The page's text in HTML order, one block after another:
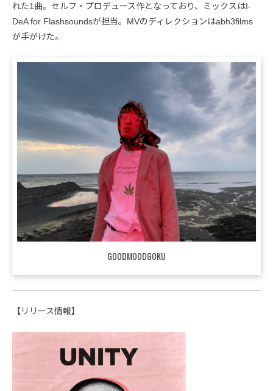
れた1曲。セルフ・プロデュース作となっており、ミックスはI-
DeA for Flashsoundsが担当。MVのディレクションはabh3films
が手がけた。
GOODMOODGOKU
【リリース情報】